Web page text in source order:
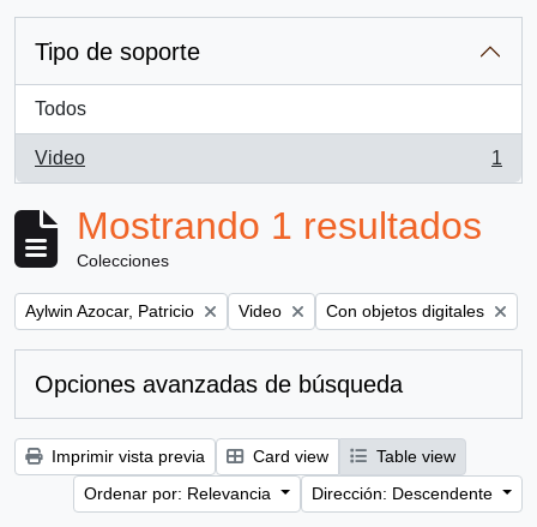
Tipo de soporte
Todos
Video
, 1 resultados
1
Mostrando 1 resultados
Colecciones
Remove filter:
Aylwin Azocar, Patricio Remove filter:
Video Remove filter:
Con objetos digitales
Opciones avanzadas de búsqueda
Imprimir vista previa Card view
Table view
Ordenar por: Relevancia
Dirección: Descendente